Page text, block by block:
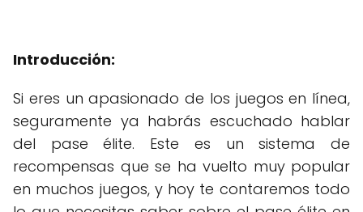
Introducción:
Si eres un apasionado de los juegos en línea,
seguramente ya habrás escuchado hablar
del pase élite. Este es un sistema de
recompensas que se ha vuelto muy popular
en muchos juegos, y hoy te contaremos todo